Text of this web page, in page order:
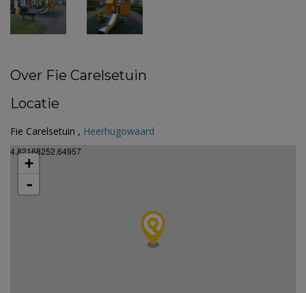
Over Fie Carelsetuin
Locatie
Fie Carelsetuin , Heerhugowaard
4.82168252.64957
+
-